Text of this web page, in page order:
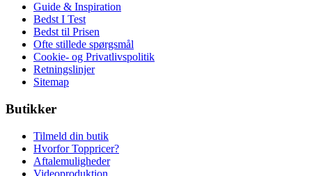
Guide & Inspiration
Bedst I Test
Bedst til Prisen
Ofte stillede spørgsmål
Cookie- og Privatlivspolitik
Retningslinjer
Sitemap
Butikker
Tilmeld din butik
Hvorfor Toppricer?
Aftalemuligheder
Videoproduktion